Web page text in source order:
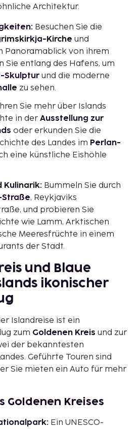
Architektur.
Besuchen Sie die
Kirche und
Panoramablick von ihrem
Sie entlang des Hafens, um
Skulpturund die moderne
zu sehen.
Sie mehr über Islands
in derAusstellung zur
oder erkunden Sie die
des Landes im Perlan-
eine künstliche Eishöhle
Kulinarik: Bummeln Sie durch
, Reykjaviks
und probieren Sie
wie Lamm, Arktischen
Meeresfrüchte in einem
der Stadt.
und Blaue
ikonischer
Islandreise ist ein
zum Goldenen Kreis und zur
der bekanntesten
Geführte Touren sind
Sie mieten ein Auto für mehr
Goldenen Kreises
Ein UNESCO-